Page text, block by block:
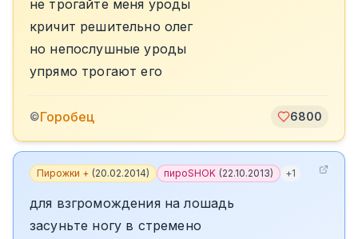
не трогайте меня уроды
кричит решительно олег
но непослушные уроды
упрямо трогают его
©Горобец 6800
Пирожки + (20.02.2014) пироSHOK (22.10.2013) +1
для взгромождения на лошадь
засуньте ногу в стремено